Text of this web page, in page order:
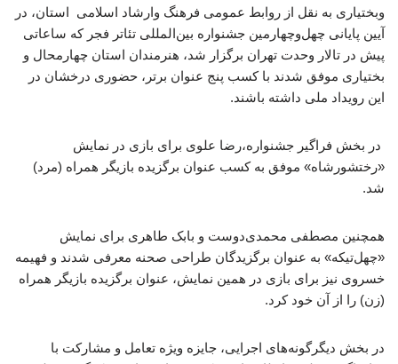
وبختیاری به نقل از روابط عمومی فرهنگ وارشاد اسلامی استان، در
آیین پایانی چهل‌وچهارمین جشنواره بین‌المللی تئاتر فجر که ساعاتی
پیش در تالار وحدت تهران برگزار شد، هنرمندان استان چهارمحال و
بختیاری موفق شدند با کسب پنج عنوان برتر، حضوری درخشان در
این رویداد ملی داشته باشند.
در بخش فراگیر جشنواره،رضا علوی برای بازی در نمایش
«رختشورشاه» موفق به کسب عنوان برگزیده بازیگر همراه (مرد)
شد.
همچنین مصطفی محمدی‌دوست و بابک طاهری برای نمایش
«چهل‌تیکه» به عنوان برگزیدگان طراحی صحنه معرفی شدند و فهیمه
خسروی نیز برای بازی در همین نمایش، عنوان برگزیده بازیگر همراه
(زن) را از آن خود کرد.
در بخش دیگرگونه‌های اجرایی، جایزه ویژه تعامل و مشارکت با